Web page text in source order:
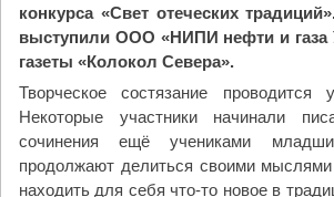
конкурса «Свет отеческих
выступили ООО «НИПИ нефти и газа
газеты «Колокол Севера».
Творческое состязание
Некоторые участники начинали
сочинения ещё учениками
продолжают делиться своими
находить для себя что-то новое в